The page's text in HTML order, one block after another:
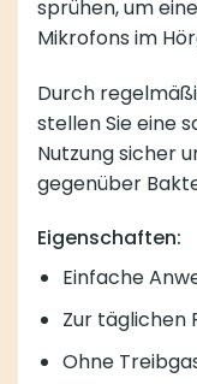
sprühen, um
Mikrofons im
Durch
stellen Sie eine
Nutzung sicher
gegenüber
Eigenschaften:
Einfache
Zur täglichen
Ohne